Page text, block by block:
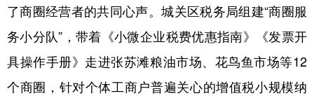
了商圈经营者的共同心声。城关区税务局组建“商圈服
务小分队”，带着《小微企业税费优惠指南》《发票开
具操作手册》走进张苏滩粮油市场、花鸟鱼市场等12
个商圈，针对个体工商户普遍关心的增值税小规模纳